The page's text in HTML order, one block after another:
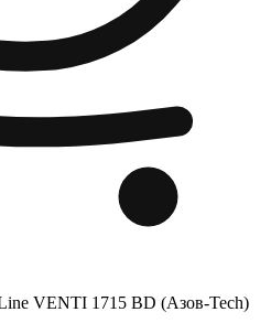
VENTI 1715 BD (Азов-Tech)